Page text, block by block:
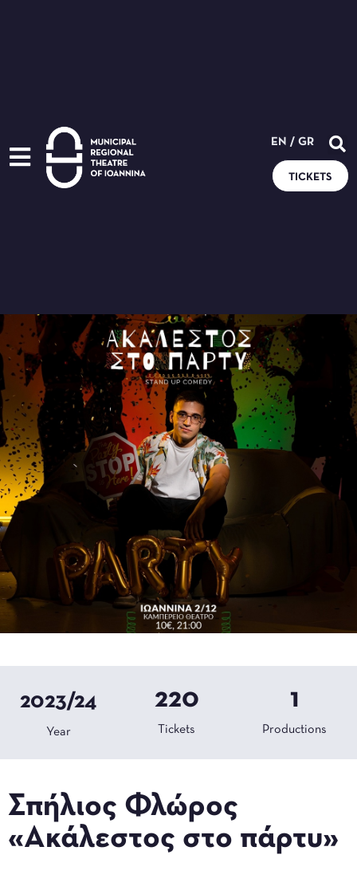
EN / GR
TICKETS
2023/24
Year Tickets
220
Productions
1
Σπήλιος Φλώρος
«Ακάλεστος στο πάρτυ»